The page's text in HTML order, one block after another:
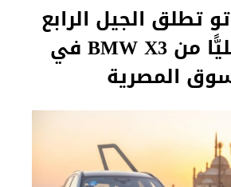
تطلق الجيل الرابع
الجديد كليًّا من BMW X3 في
المصرية